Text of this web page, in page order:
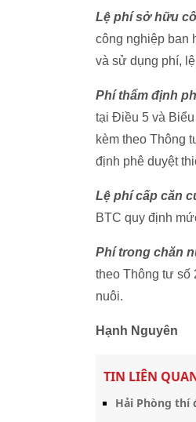
Lệ phí sở hữu
công nghiệp ban
và sử dụng phí,
Phí thẩm định
tại Điều 5 và
kèm theo Thông
định phê duyệt
Lệ phí cấp căn
BTC quy định
Phí trong chăn
theo Thông tư số
nuôi.
Hạnh Nguyên
TIN LIÊN
Hải Phòng thí